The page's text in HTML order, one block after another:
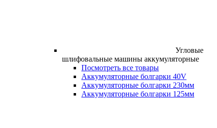
Угловые
шлифовальные машины аккумуляторные
Посмотреть все товары
Аккумуляторные болгарки 40V
Аккумуляторные болгарки 230мм
Аккумуляторные болгарки 125мм